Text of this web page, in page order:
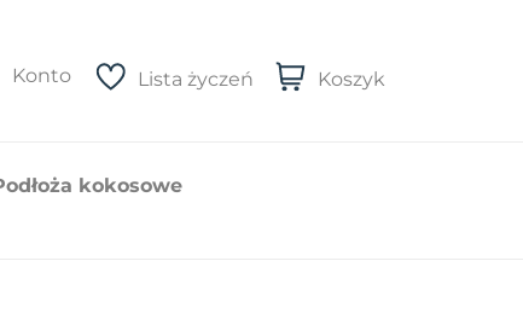
Konto Lista życzeń Koszyk
kokosowe